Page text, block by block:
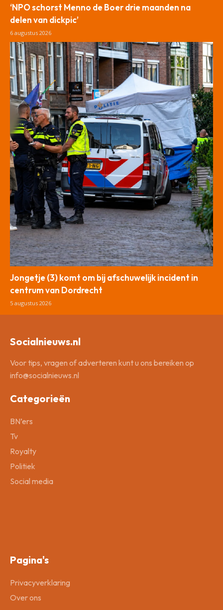
‘NPO schorst Menno de Boer drie maanden na
delen van dickpic’
6 augustus 2026
Jongetje (3) komt om bij afschuwelijk incident in
centrum van Dordrecht
5 augustus 2026
Socialnieuws.nl
Voor tips, vragen of adverteren kunt u ons bereiken op
info@socialnieuws.nl
Categorieën
BN’ers
Tv
Royalty
Politiek
Social media
Pagina's
Privacyverklaring
Over ons